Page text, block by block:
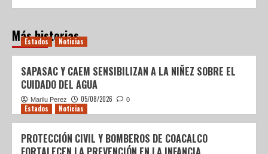
Más historias
Estados Noticias
SAPASAC Y CAEM SENSIBILIZAN A LA NIÑEZ SOBRE EL
CUIDADO DEL AGUA
Marilu Perez 05/08/2026 0
Estados Noticias
PROTECCIÓN CIVIL Y BOMBEROS DE COACALCO